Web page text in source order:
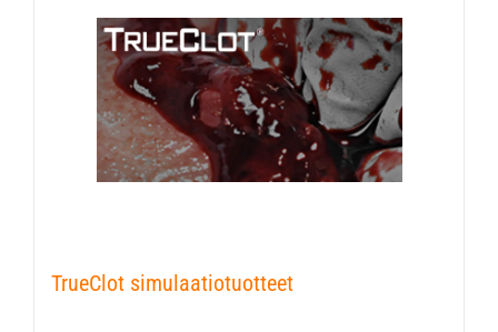
TrueClot simulaatiotuotteet